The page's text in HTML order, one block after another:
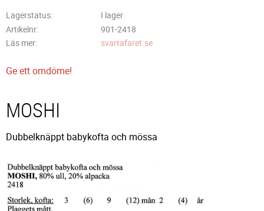
Lagerstatus
I lager
Artikelnr
901-2418
Läs mer
svartafaret.se
Ge ett omdöme!
MOSHI
Dubbelknäppt babykofta och mössa